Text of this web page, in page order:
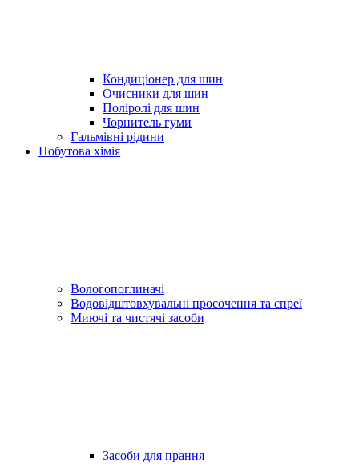
Кондиціонер для шин
Очисники для шин
Поліролі для шин
Чорнитель гуми
Гальмівні рідини
Побутова хімія
Вологопоглиначі
Водовідштовхувальні просочення та спреї
Миючі та чистячі засоби
Засоби для прання